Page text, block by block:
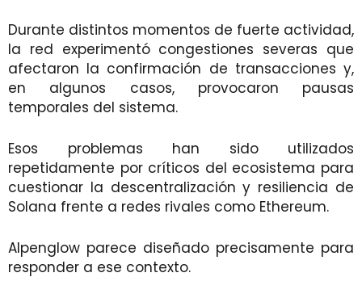
Durante distintos momentos de fuerte actividad,
la red experimentó congestiones severas que
afectaron la confirmación de transacciones y,
en algunos casos, provocaron pausas
temporales del sistema.
Esos problemas han sido utilizados
repetidamente por críticos del ecosistema para
cuestionar la descentralización y resiliencia de
Solana frente a redes rivales como Ethereum.
Alpenglow parece diseñado precisamente para
responder a ese contexto.